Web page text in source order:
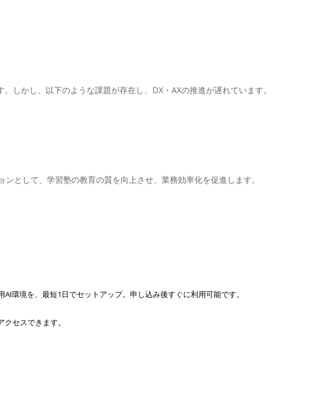
しかし、以下のような課題が存在し、DX・AXの推進が遅れています。
として、学習塾の教育の質を向上させ、業務効率化を促進します。
環境を、最短1日でセットアップ。申し込み後すぐに利用可能です。
セスできます。